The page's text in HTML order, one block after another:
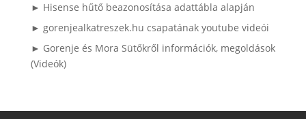
► Hisense hűtő beazonosítása adattábla alapján
► gorenjealkatreszek.hu csapatának youtube videói
► Gorenje és Mora Sütőkről információk, megoldások
(Videók)